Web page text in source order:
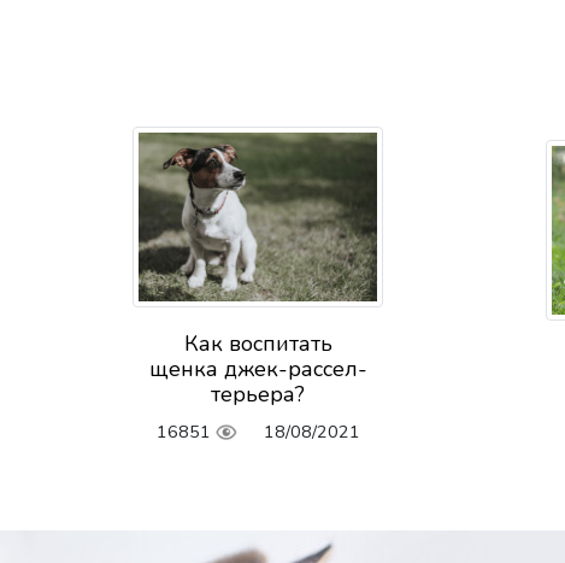
Как воспитать
щенка джек-рассел-
терьера?
16851 18/08/2021